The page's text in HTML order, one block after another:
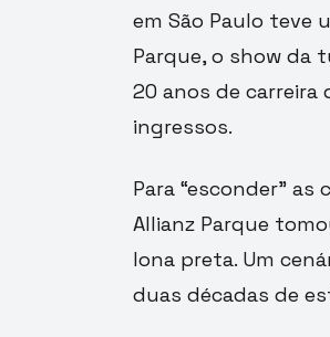
em São Paulo teve
Parque, o show da
20 anos de
ingressos.
Para “esconder”
Allianz Parque
lona preta. Um
duas décadas de